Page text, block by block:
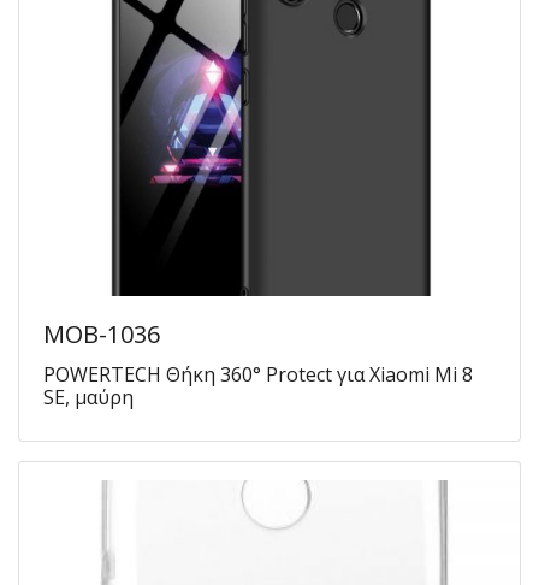
MOB-1036
POWERTECH Θήκη 360° Protect για Xiaomi Mi 8
SE, μαύρη